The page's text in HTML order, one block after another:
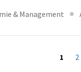
& Management
1 2